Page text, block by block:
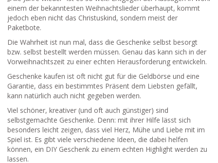
einem der bekanntesten Weihnachtslieder überhaupt, kommt
jedoch eben nicht das Christuskind, sondern meist der
Paketbote.
Die Wahrheit ist nun mal, dass die Geschenke selbst besorgt
bzw. selbst bestellt werden müssen. Genau das kann sich in der
Vorweihnachtszeit zu einer echten Herausforderung entwickeln.
Geschenke kaufen ist oft nicht gut für die Geldbörse und eine
Garantie, dass ein bestimmtes Präsent dem Liebsten gefällt,
kann natürlich auch nicht gegeben werden.
Viel schöner, kreativer (und oft auch günstiger) sind
selbstgemachte Geschenke. Denn: mit ihrer Hilfe lässt sich
besonders leicht zeigen, dass viel Herz, Mühe und Liebe mit im
Spiel ist. Es gibt viele verschiedene Ideen, die dabei helfen
können, ein DIY Geschenk zu einem echten Highlight werden zu
lassen.